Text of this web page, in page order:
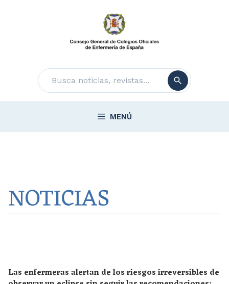
Buscar
MENÚ
NOTICIAS
Las enfermeras alertan de los riesgos irreversibles de